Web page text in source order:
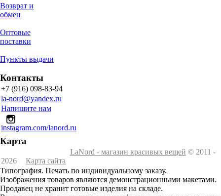
Возврат и
обмен
Оптовые
поставки
Пункты выдачи
Контакты
+7 (916) 098-83-94
la-nord@yandex.ru
Напишите нам
instagram.com/lanord.ru
Карта
LaNord - магазин красивых вещей © 2011 -
2026
Карта сайта
Типография. Печать по индивидуальному заказу.
Изображения товаров являются демонстрационными макетами.
Продавец не хранит готовые изделия на складе.